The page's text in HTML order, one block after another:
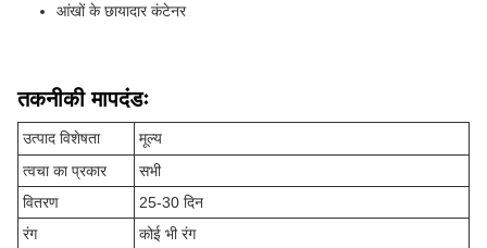
आंखों के छायादार कंटेनर
तकनीकी मापदंडः
उत्पाद विशेषता
मूल्य
त्वचा का प्रकार
सभी
वितरण
25-30 दिन
रंग
कोई भी रंग